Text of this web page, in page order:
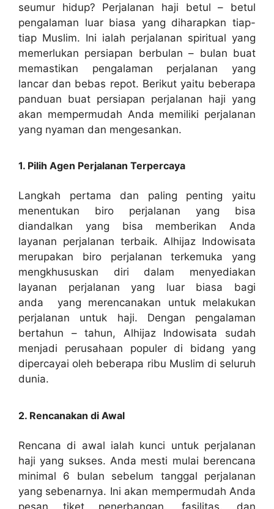
seumur hidup? Perjalanan haji betul – betul
pengalaman luar biasa yang diharapkan tiap-
tiap Muslim. Ini ialah perjalanan spiritual yang
memerlukan persiapan berbulan – bulan buat
memastikan pengalaman perjalanan yang
lancar dan bebas repot. Berikut yaitu beberapa
panduan buat persiapan perjalanan haji yang
akan mempermudah Anda memiliki perjalanan
yang nyaman dan mengesankan.
1. Pilih Agen Perjalanan Terpercaya
Langkah pertama dan paling penting yaitu
menentukan biro perjalanan yang bisa
diandalkan yang bisa memberikan Anda
layanan perjalanan terbaik. Alhijaz Indowisata
merupakan biro perjalanan terkemuka yang
mengkhususkan diri dalam menyediakan
layanan perjalanan yang luar biasa bagi
anda yang merencanakan untuk melakukan
perjalanan untuk haji. Dengan pengalaman
bertahun – tahun, Alhijaz Indowisata sudah
menjadi perusahaan populer di bidang yang
dipercayai oleh beberapa ribu Muslim di seluruh
dunia.
2. Rencanakan di Awal
Rencana di awal ialah kunci untuk perjalanan
haji yang sukses. Anda mesti mulai berencana
minimal 6 bulan sebelum tanggal perjalanan
yang sebenarnya. Ini akan mempermudah Anda
pesan tiket penerbangan, fasilitas, dan